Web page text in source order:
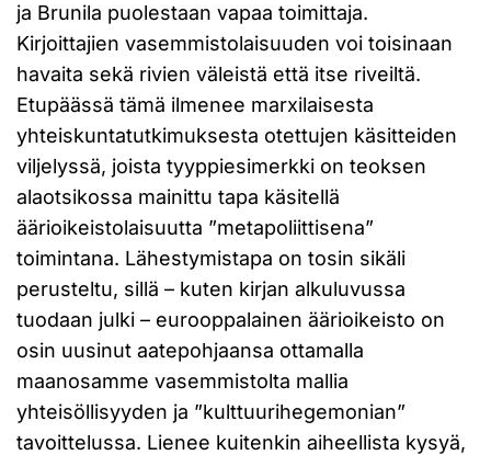
ja Brunila puolestaan vapaa toimittaja.
Kirjoittajien vasemmistolaisuuden voi toisinaan
havaita sekä rivien väleistä että itse riveiltä.
Etupäässä tämä ilmenee marxilaisesta
yhteiskuntatutkimuksesta otettujen käsitteiden
viljelyssä, joista tyyppiesimerkki on teoksen
alaotsikossa mainittu tapa käsitellä
äärioikeistolaisuutta ”metapoliittisena”
toimintana. Lähestymistapa on tosin sikäli
perusteltu, sillä – kuten kirjan alkuluvussa
tuodaan julki – eurooppalainen äärioikeisto on
osin uusinut aatepohjaansa ottamalla
maanosamme vasemmistolta mallia
yhteisöllisyyden ja ”kulttuurihegemonian”
tavoittelussa. Lienee kuitenkin aiheellista kysyä,